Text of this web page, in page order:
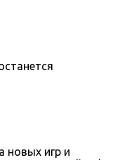
новых игр и